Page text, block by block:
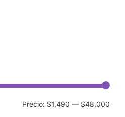
Precio: $1,490 — $48,000